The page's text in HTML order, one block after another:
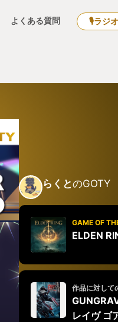
よくある質問 🎙ラジオ
らくとのGOTY
GAME OF
ELDEN
作品に対して
レイヴ ゴ